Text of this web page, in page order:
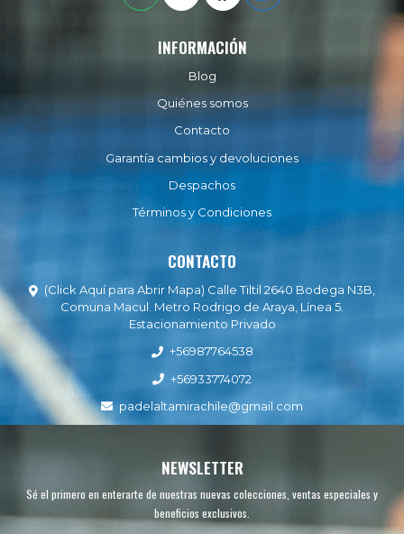
INFORMACIÓN
Blog
Quiénes somos
Contacto
Garantía cambios y devoluciones
Despachos
Términos y Condiciones
CONTACTO
(Click Aquí para Abrir Mapa) Calle Tiltil 2640 Bodega N3B,
Comuna Macul. Metro Rodrigo de Araya, Línea 5.
Estacionamiento Privado
+56987764538
+56933774072
padelaltamirachile@gmail.com
NEWSLETTER
Sé el primero en enterarte de nuestras nuevas colecciones, ventas especiales y
beneficios exclusivos.